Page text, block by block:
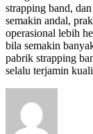
strapping band,
semakin andal,
operasional lebih
bila semakin
pabrik strapping
selalu terjamin